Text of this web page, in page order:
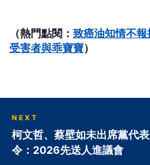
（熱門點閱： 致癌油知情不
受害者與乖寶寶）
NEXT
柯文哲、蔡壁如未出席黨代
令：2026先送人進議會